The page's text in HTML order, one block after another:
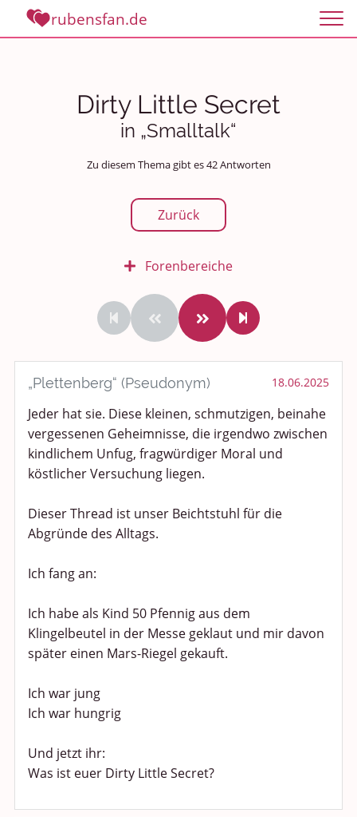
rubensfan.de
Dirty Little Secret
in „Smalltalk“
Zu diesem Thema gibt es 42 Antworten
Zurück
Forenbereiche
Rundum Leben
Politik und Weltgeschehen
Smalltalk
Persönliches
Treffen und Stammtische
Gesundheit & Wellness
Sport & Freizeit
Urlaub und Reisen
Kochen, Backen und Genießen
Anregungen und Support
„Plettenberg“ (Pseudonym) 18.06.2025
Jeder hat sie. Diese kleinen, schmutzigen, beinahe
vergessenen Geheimnisse, die irgendwo zwischen
kindlichem Unfug, fragwürdiger Moral und
köstlicher Versuchung liegen.
Dieser Thread ist unser Beichtstuhl für die
Abgründe des Alltags.
Ich fang an:
Ich habe als Kind 50 Pfennig aus dem
Klingelbeutel in der Messe geklaut und mir davon
später einen Mars-Riegel gekauft.
Ich war jung
Ich war hungrig
Und jetzt ihr:
Was ist euer Dirty Little Secret?